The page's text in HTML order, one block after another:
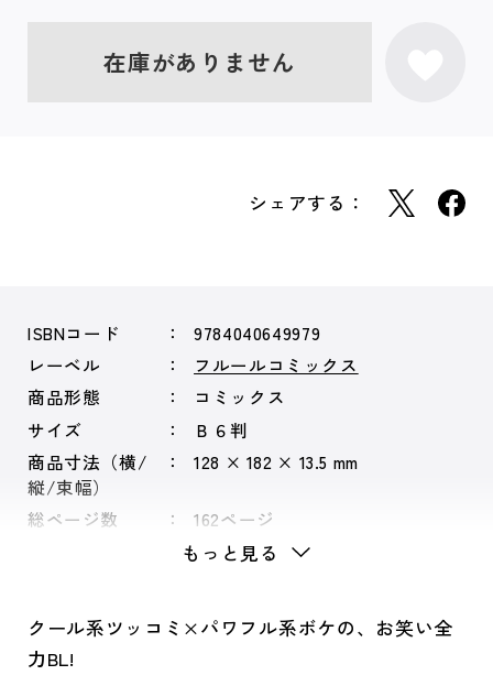
在庫がありません
シェアする：
ISBNコード
9784040649979
レーベル
フルールコミックス
商品形態
コミックス
サイズ
Ｂ６判
商品寸法（横/
縦/束幅）
128 × 182 × 13.5 mm
総ページ数 162ページ
もっと見る
クール系ツッコミ×パワフル系ボケの、お笑い全
力BL!